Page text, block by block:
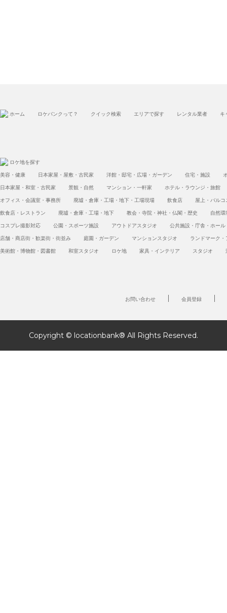
ホーム ロケバンクって？ クイック検索 エリアで探す レンタル業者 キ
ロケ地を探す
美容・健康
日本家屋・屋敷・古民家 洋館・邸宅・広場・ガーデン 住宅・施設
日本家屋・和室・古民家
景観・自然 マンション・一軒家
ホテル・ラウンジ・旅館
オフィス・会議室・事務所
廃墟・倉庫・工場・地下・工場現場 飲食店
屋上・バル
飲食店・レストラン
廃墟・倉庫・工場・地下 教会・寺院・神社・仏閣・歴史
自然環
コスプレ撮影対応
公園・スポーツ施設 アウトドアスタジオ
公共施設・庁舎・ホール
店舗・商店街・歓楽街・街並み
庭園・ガーデン マンションスタジオ
ランドマーク
美術館・博物館・図書館
和室スタジオ ロケ地 家具・インテリア スタジオ
お問い合わせ 会員登録
Copyright © locationbank® All Rights Reserved.